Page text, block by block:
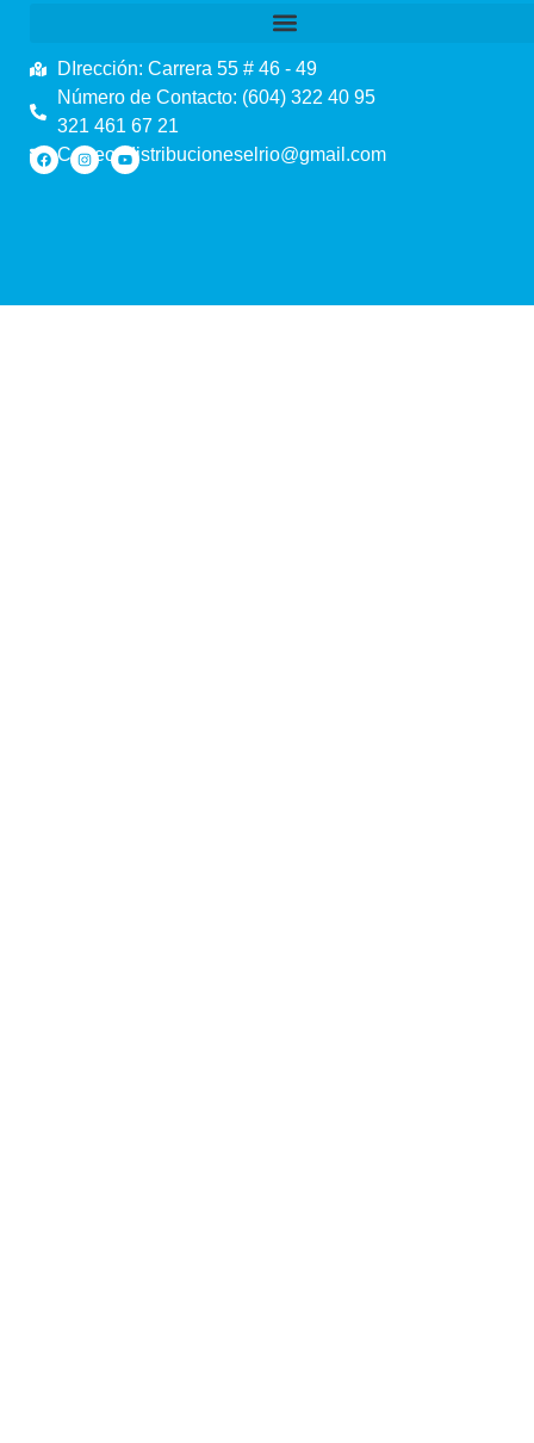
DIrección: Carrera 55 # 46 - 49
Número de Contacto: (604) 322 40 95
321 461 67 21
Correo: distribucioneselrio@gmail.com